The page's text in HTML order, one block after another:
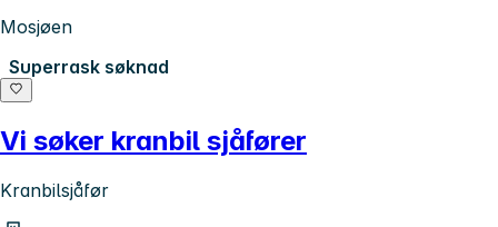
Mosjøen
Superrask søknad
Vi søker kranbil sjåfører
Kranbilsjåfør